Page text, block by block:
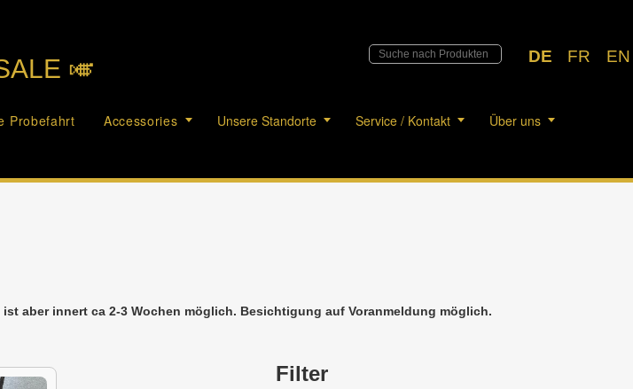
DE FR EN
🎺︎
Probefahrt Accessories Unsere Standorte Service / Kontakt Über uns
aber innert ca 2-3 Wochen möglich. Besichtigung auf Voranmeldung möglich.
Filter